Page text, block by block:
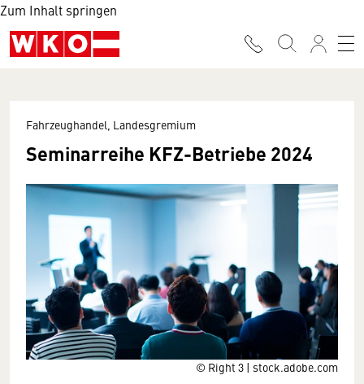
Zum Inhalt springen
© Right 3 | stock.adobe.com
Fahrzeughandel, Landesgremium
Seminarreihe KFZ-Betriebe 2024